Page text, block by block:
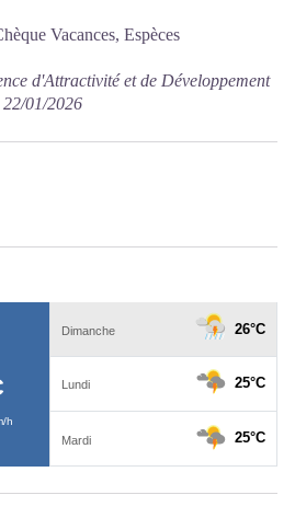
Vacances, Espèces
d'Attractivité et de Développement
01/2026